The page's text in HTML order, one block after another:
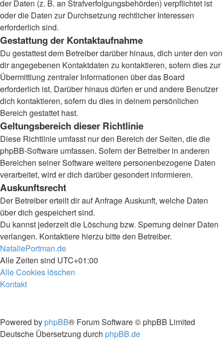
der Daten (z. B. an Strafverfolgungsbehörden) verpflichtet ist
oder die Daten zur Durchsetzung rechtlicher Interessen
erforderlich sind.
Gestattung der Kontaktaufnahme
Du gestattest dem Betreiber darüber hinaus, dich unter den von
dir angegebenen Kontaktdaten zu kontaktieren, sofern dies zur
Übermittlung zentraler Informationen über das Board
erforderlich ist. Darüber hinaus dürfen er und andere Benutzer
dich kontaktieren, sofern du dies in deinem persönlichen
Bereich gestattet hast.
Geltungsbereich dieser Richtlinie
Diese Richtlinie umfasst nur den Bereich der Seiten, die die
phpBB-Software umfassen. Sofern der Betreiber in anderen
Bereichen seiner Software weitere personenbezogene Daten
verarbeitet, wird er dich darüber gesondert informieren.
Auskunftsrecht
Der Betreiber erteilt dir auf Anfrage Auskunft, welche Daten
über dich gespeichert sind.
Du kannst jederzeit die Löschung bzw. Sperrung deiner Daten
verlangen. Kontaktiere hierzu bitte den Betreiber.
NataliePortman.de
Alle Zeiten sind UTC+01:00
Alle Cookies löschen
Kontakt
Powered by phpBB® Forum Software © phpBB Limited
Deutsche Übersetzung durch phpBB.de